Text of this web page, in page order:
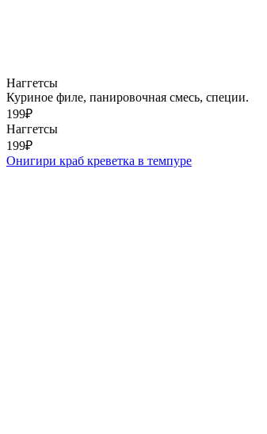
Наггетсы
Куриное филе, панировочная смесь, специи.
199₽
Наггетсы
199₽
Онигири краб креветка в темпуре